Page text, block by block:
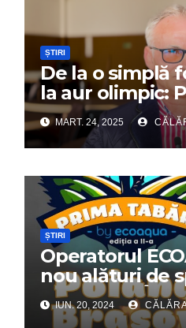
ȘTIRI
De la o simplă
la aur olimpic:
Dumitru Chirilă
MART. 24, 2025
ȘTIRI
Operatorul
nou alături de
călărășeni.
Tabără”!
IUN. 20, 2024